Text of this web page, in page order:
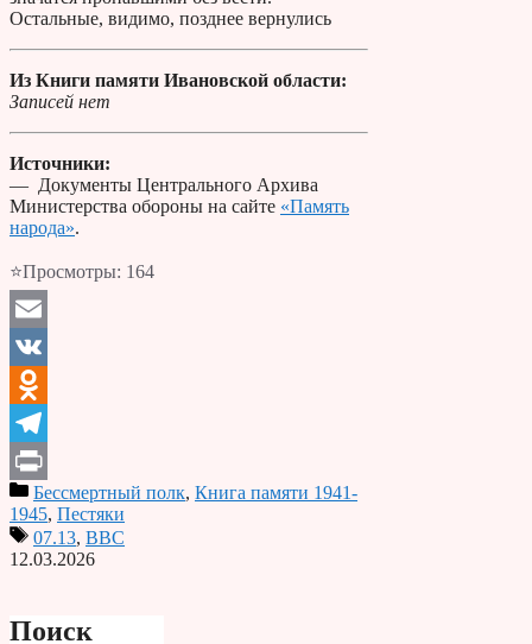
Остальные, видимо, позднее вернулись
Из Книги памяти Ивановской области:
Записей нет
Источники:
— Документы Центрального Архива
Министерства обороны на сайте «Память
народа».
⭐Просмотры: 164
Email
VK
Odnoklassniki
Telegram
PrintБессмертный полк, Книга памяти 1941-
1945, Пестяки
07.13, ВВС
12.03.2026
Поиск